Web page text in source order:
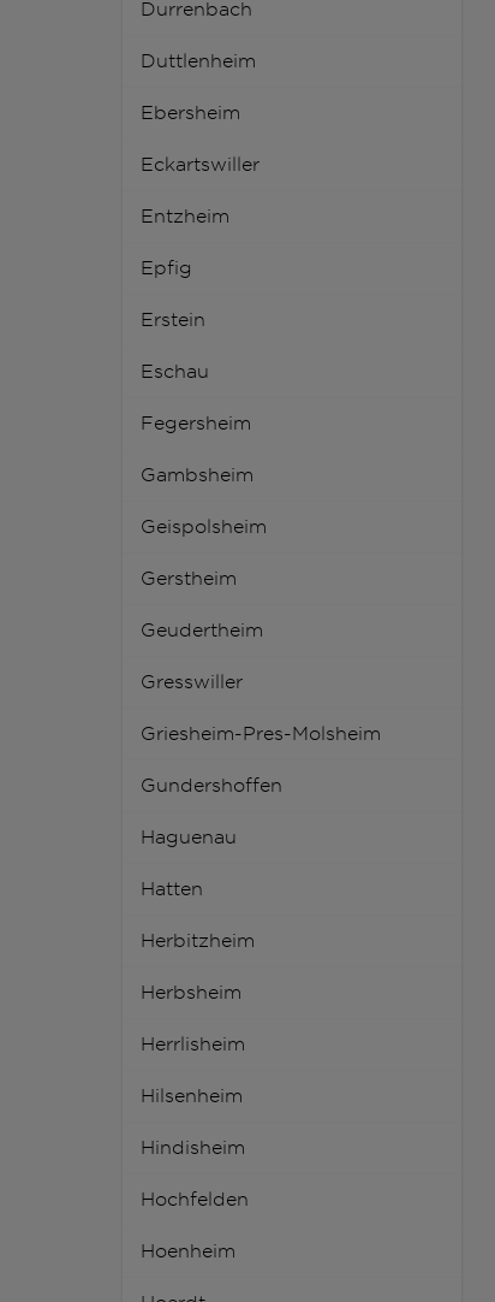
Durrenbach
Duttlenheim
Ebersheim
Eckartswiller
Entzheim
Epfig
Erstein
Eschau
Fegersheim
Gambsheim
Geispolsheim
Gerstheim
Geudertheim
Gresswiller
Griesheim-Pres-Molsheim
Gundershoffen
Haguenau
Hatten
Herbitzheim
Herbsheim
Herrlisheim
Hilsenheim
Hindisheim
Hochfelden
Hoenheim